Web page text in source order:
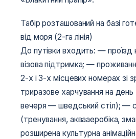
Табір розташований на базі
від моря (2-га лінія)
До путівки входить: — проїзд
візова підтримка; —
2-х і 3-х місцевих номерах зі
триразове харчування на день
вечеря — шведський стіл); —
(тренування, аквааеробіка,
розширена культурна